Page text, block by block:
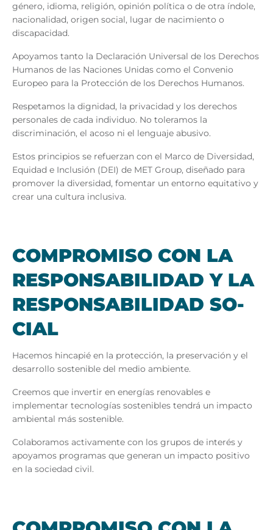
género, idioma, religión, opinión política o de otra índole,
nacionalidad, origen social, lugar de nacimiento o
discapacidad.
Apoyamos tanto la Declaración Universal de los Derechos
Humanos de las Naciones Unidas como el Convenio
Europeo para la Protección de los Derechos Humanos.
Respetamos la dignidad, la privacidad y los derechos
personales de cada individuo. No toleramos la
discriminación, el acoso ni el lenguaje abusivo.
Estos principios se refuerzan con el Marco de Diversidad,
Equidad e Inclusión (DEI) de MET Group, diseñado para
promover la diversidad, fomentar un entorno equitativo y
crear una cultura inclusiva.
COM­PRO­MI­SO CON LA
RES­PON­SA­BI­LI­DAD Y LA
RES­PON­SA­BI­LI­DAD SO­
CIAL
Hacemos hincapié en la protección, la preservación y el
desarrollo sostenible del medio ambiente.
Creemos que invertir en energías renovables e
implementar tecnologías sostenibles tendrá un impacto
ambiental más sostenible.
Colaboramos activamente con los grupos de interés y
apoyamos programas que generan un impacto positivo
en la sociedad civil.